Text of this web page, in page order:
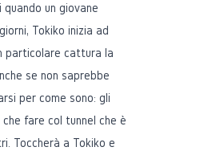
un giovane
Tokiko inizia ad
particolare cattura la
se non saprebbe
per come sono: gli
fare col tunnel che è
Toccherà a Tokiko e